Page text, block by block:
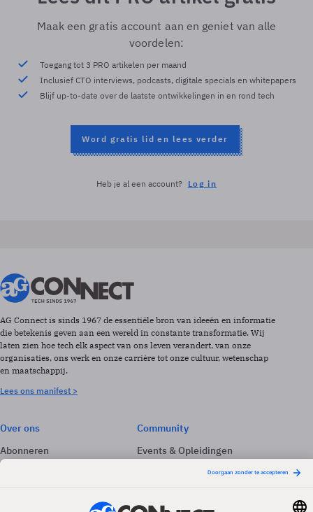
Maak een gratis account aan en geniet van alle
voordelen:
Toegang tot 3 PRO artikelen per maand
Inclusief CTO interviews, podcasts, digitale specials en whitepapers
Blijf up-to-date over de laatste ontwikkelingen in en rond tech
Word gratis lid en lees verder
Heb je al een account? Log in
AG Connect is sinds 1967 de essentiële bron van ideeën en informatie
die betekenis geven aan een wereld in constante transformatie. Wij
laten zien hoe tech elk aspect van ons leven verandert, van onze
organisaties, ons werk en onze carrière tot onze cultuur, wetenschap
en maatschappij.
Lees ons manifest >
Over ons
Abonneren
Adverteren
Community
Events & Opleidingen